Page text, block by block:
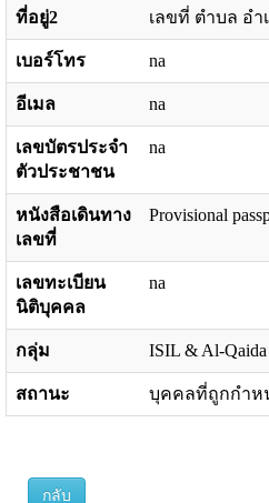
ที่อยู่2 เลขที่ ตำบล อำ
เบอร์โทร na
อีเมล na
เลขบัตรประจำ
ตัวประชาชน
na
หนังสือเดินทาง
เลขที่
Provisional
เลขทะเบียน
นิติบุคคล
na
กลุ่ม ISIL & Al-Qaida
สถานะ บุคคลที่ถูกกำห
กลับ